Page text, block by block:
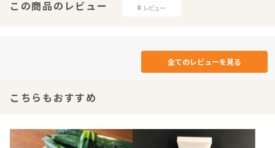
この商品のレビュー 0 レビュー
全てのレビューを見る
こちらもおすすめ